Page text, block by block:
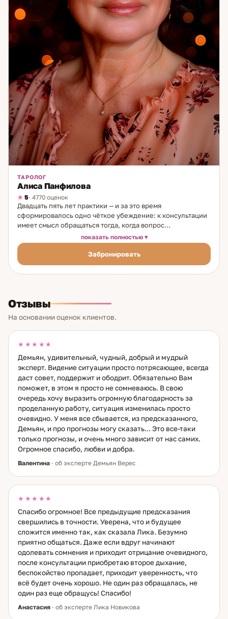
ТАРОЛОГ
Алиса Панфилова
5· 4770 оценок
Двадцать пять лет практики — и за это время
сформировалось одно чёткое убеждение: к консультации
имеет смысл обращаться тогда, когда вопрос
действительно важен и человек готов воспринять честный
ответ, а не только услышать то, что хочется. Я практикую
Таро 25 лет. Работаю с реальными ситуациями —
отношения в паре и семье, карьера и бизнес, финансовые
вопросы, важные решения. Будущее многовариантно: мои
внутреннем состоянии клиента. Тревожное ожидание
событие — это не метафора, это практическое наблюдение
за 25 лет. Помогаю это замечать и менять. Среди
постоянных клиентов — практикующие специалисты,
которые возвращаются по нескольку лет. Это говорит не о
зависимости, а о том, что работа приносит реальный
результат. Если вы стоите перед выбором, который давно
откладываете, или хотите понять, что происходит на
самом деле — я готова к разговору.
показать полностью
Забронировать
Отзывы
На основании оценок клиентов.
★★★★★
Демьян, удивительный, чудный, добрый и мудрый
эксперт. Видение ситуации просто потрясающее, всегда
даст совет, поддержит и ободрит. Обязательно Вам
поможет, в этом я просто не сомневаюсь. В свою
очередь хочу выразить огромную благодарность за
проделанную работу, ситуация изменилась просто
очевидно. У меня все сбывается, из предсказанного,
Демьян, и про прогнозы могу сказать... Это все-таки
только прогнозы, и очень много зависит от нас самих.
Огромное спасибо, любви и добра.
Валентина · об эксперте Демьян Верес
★★★★★
Спасибо огромное! Все предыдущие предсказания
свершились в точности. Уверена, что и будущее
сложится именно так, как сказала Лика. Безумно
приятно общаться. Даже если вдруг начинают
одолевать сомнения и приходит отрицание очевидного,
после консультации приобретаю второе дыхание,
беспокойство пропадает, приходит уверенность, что
всё будет очень хорошо. Не один раз обращалась, не
один раз еще обращусь! Спасибо!
Анастасия · об эксперте Лика Новикова